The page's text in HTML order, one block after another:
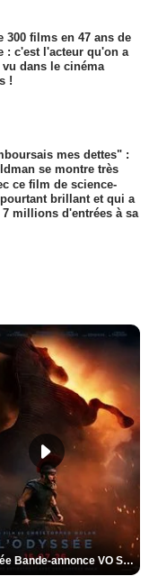
300 films en 47 ans de
: c'est l'acteur qu'on a
vu dans le cinéma
!
mes dettes" :
se montre très
ce film de science-
brillant et qui a
7 millions d'entrées à sa
L'Odyssée Bande-annonce VO STFR